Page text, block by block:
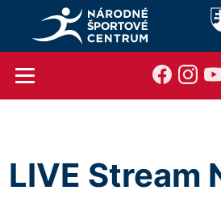
LIVE Stream